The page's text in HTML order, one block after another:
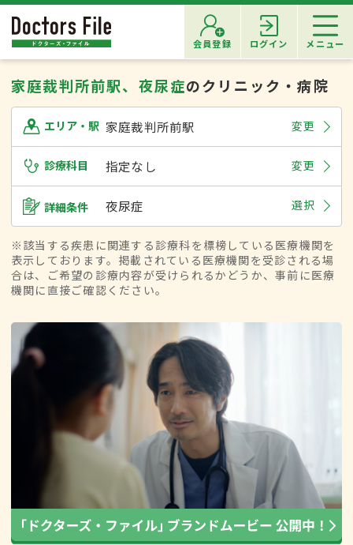
会員登録 ログイン メニュー
家庭裁判所前駅、夜尿症のクリニック・病院
エリア・駅 家庭裁判所前駅 変更
診療科目 指定なし 変更
詳細条件 夜尿症 選択
※該当する疾患に関連する診療科を標榜している医療機関を
表示しております。掲載されている医療機関を受診される場
合は、ご希望の診療内容が受けられるかどうか、事前に医療
機関に直接ご確認ください。